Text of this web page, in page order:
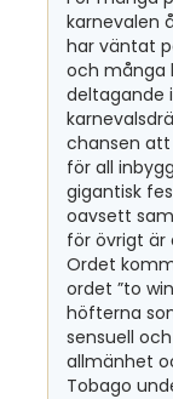
karnevalen
har väntat
och många
deltagande
chansen
för all
gigantisk
oavsett
för övrigt är
Ordet
ordet ”to
höfterna
sensuell
allmänhet
Tobago